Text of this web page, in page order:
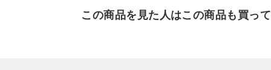
この商品を見た人はこの商品も買っ